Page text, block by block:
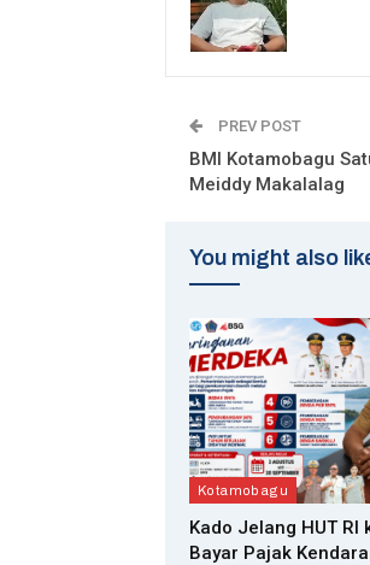
PREV POST
BMI Kotamobagu
Meiddy Makalalag
You might also
Kotamobagu
Kado Jelang HUT RI
Bayar Pajak